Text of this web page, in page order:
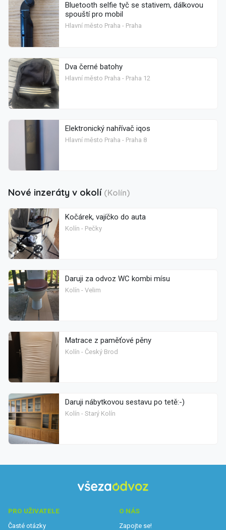
Bluetooth selfie tyč se stativem, dálkovou
spouští pro mobil
Hlavní město Praha - Praha
Dva černé batohy
Hlavní město Praha - Praha 12
Elektronický nahřívač iqos
Hlavní město Praha - Praha 8
Nové inzeráty v okolí (Kolín)
Kočárek, vajíčko do auta
Kolín - Pečky
Daruji za odvoz WC kombi mísu
Kolín - Velim
Matrace z paměťové pěny
Kolín - Český Brod
Daruji nábytkovou sestavu po tetě:-)
Kolín - Starý Kolín
PRO UŽIVATELE
Časté otázky
O NÁS
Zapojte se!